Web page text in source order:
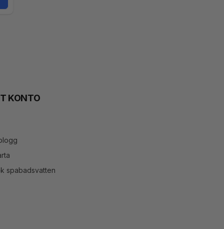
KONTO
spabadsvatten